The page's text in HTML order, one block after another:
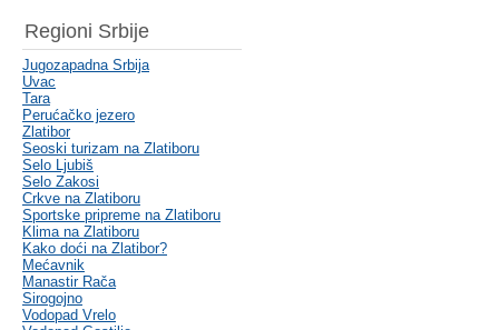
Regioni Srbije
Jugozapadna Srbija
Uvac
Tara
Perućačko jezero
Zlatibor
Seoski turizam na Zlatiboru
Selo Ljubiš
Selo Zakosi
Crkve na Zlatiboru
Sportske pripreme na Zlatiboru
Klima na Zlatiboru
Kako doći na Zlatibor?
Mećavnik
Manastir Rača
Sirogojno
Vodopad Vrelo